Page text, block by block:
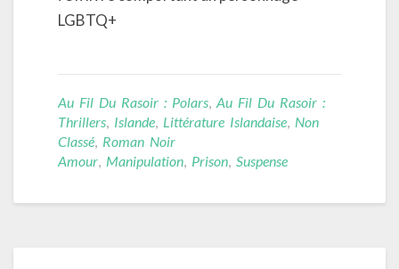
LGBTQ+
Au Fil Du Rasoir : Polars Au Fil Du Rasoir :
Thrillers Islande Littérature Islandaise Non
Classé Roman Noir
Amour Manipulation Prison Suspense